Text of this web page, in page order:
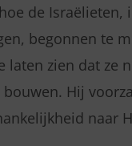
de
begonnen te
laten zien dat ze
Hij
naar